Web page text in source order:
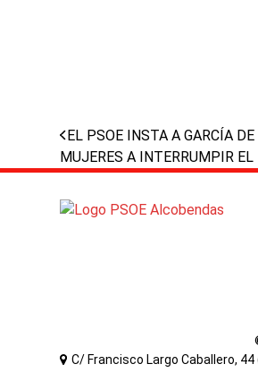
previous
post:
EL PSOE INSTA A GARCÍA
MUJERES A INTERRUMPIR
C/ Francisco Largo Caballero, 44